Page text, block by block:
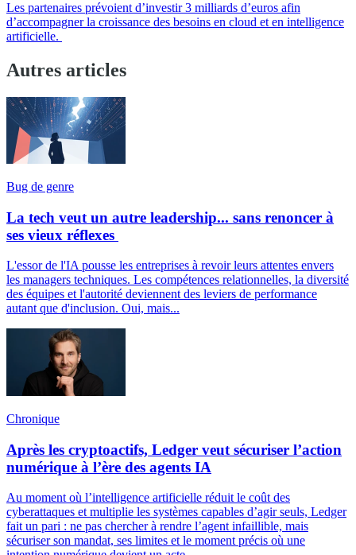
Les partenaires prévoient d’investir 3 milliards d’euros afin
d’accompagner la croissance des besoins en cloud et en intelligence
artificielle.
Autres articles
Bug de genre
La tech veut un autre leadership... sans renoncer à
ses vieux réflexes
L'essor de l'IA pousse les entreprises à revoir leurs attentes envers
les managers techniques. Les compétences relationnelles, la diversité
des équipes et l'autorité deviennent des leviers de performance
autant que d'inclusion. Oui, mais...
Chronique
Après les cryptoactifs, Ledger veut sécuriser l’action
numérique à l’ère des agents IA
Au moment où l’intelligence artificielle réduit le coût des
cyberattaques et multiplie les systèmes capables d’agir seuls, Ledger
fait un pari : ne pas chercher à rendre l’agent infaillible, mais
sécuriser son mandat, ses limites et le moment précis où une